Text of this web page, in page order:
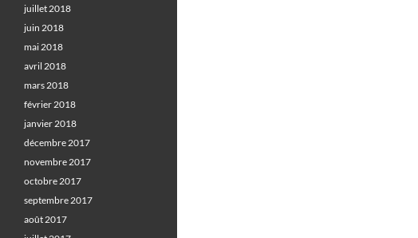
juillet 2018
juin 2018
mai 2018
avril 2018
mars 2018
février 2018
janvier 2018
décembre 2017
novembre 2017
octobre 2017
septembre 2017
août 2017